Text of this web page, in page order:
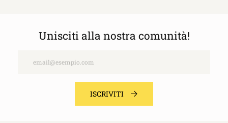
Unisciti alla nostra comunità!
ISCRIVITI